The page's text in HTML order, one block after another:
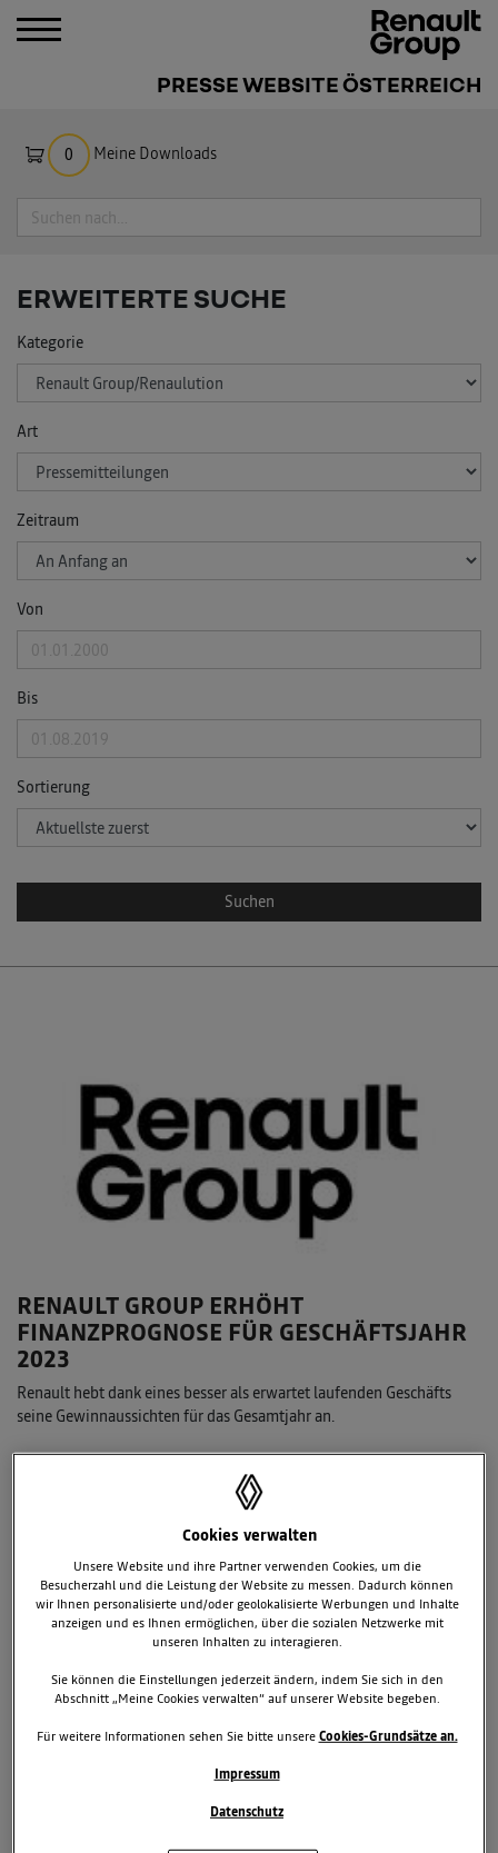
PRESSE WEBSITE ÖSTERREICH
0 Meine Downloads
Suche
ERWEITERTE SUCHE
Kategorie
Art
Zeitraum
Von
Bis
Sortierung
Suchen
RENAULT GROUP ERHÖHT
FINANZPROGNOSE FÜR GESCHÄFTSJAHR
2023
Renault hebt dank eines besser als erwartet laufenden Geschäfts
seine Gewinnaussichten für das Gesamtjahr an.
LUCA DE MEO WIRD CEO VON AMPERE
Cookies verwalten
Unsere Website und ihre Partner verwenden Cookies, um die
Besucherzahl und die Leistung der Website zu messen. Dadurch können
wir Ihnen personalisierte und/oder geolokalisierte Werbungen und Inhalte
anzeigen und es Ihnen ermöglichen, über die sozialen Netzwerke mit
unseren Inhalten zu interagieren.
Sie können die Einstellungen jederzeit ändern, indem Sie sich in den
Abschnitt „Meine Cookies verwalten“ auf unserer Website begeben.
Für weitere Informationen sehen Sie bitte unsereCookies-Grundsätze an.
Impressum
Datenschutz